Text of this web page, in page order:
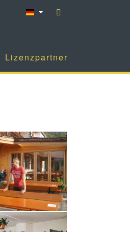
Lizenzpartner